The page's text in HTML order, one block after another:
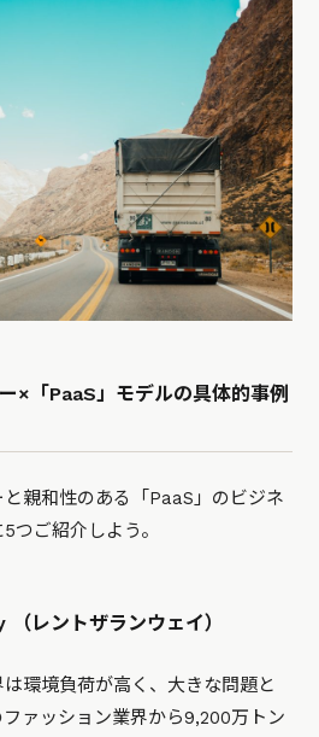
×「PaaS」モデルの具体的事例
親和性のある「PaaS」のビジネ
つご紹介しよう。
レントザランウェイ）
環境負荷が高く、大きな問題と
ァッション業界から9,200万トン